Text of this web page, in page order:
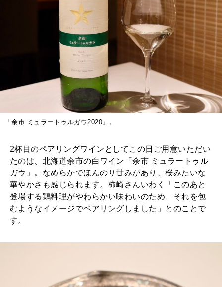
「余市 ミュラートゥルガウ2020」。
2杯目のペアリングワインとしてこの日ご用意いただい
たのは、北海道余市の白ワイン「余市 ミュラートゥル
ガウ」。なめらかでほんのり甘みがあり、桜みたいな
華やかさも感じられます。柿崎さんいわく「このあと
登場する鶏料理がやわらかい味わいのため、それを包
むようなイメージでペアリングしました」とのことで
す。